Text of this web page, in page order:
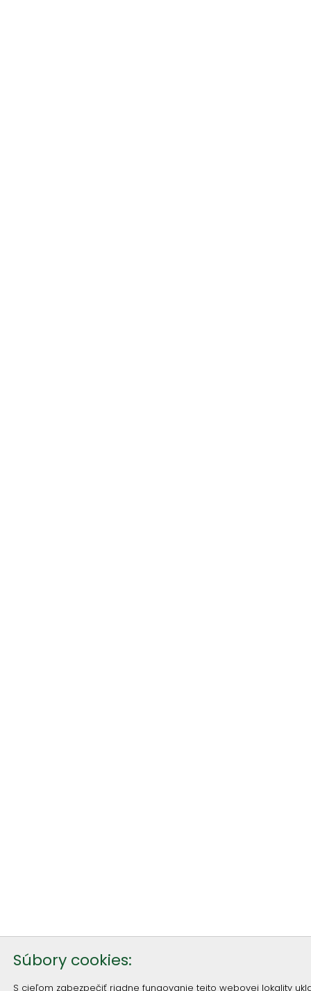
Súbory cookies:
S cieľom zabezpečiť riadne fungovanie tejto webovej lokality